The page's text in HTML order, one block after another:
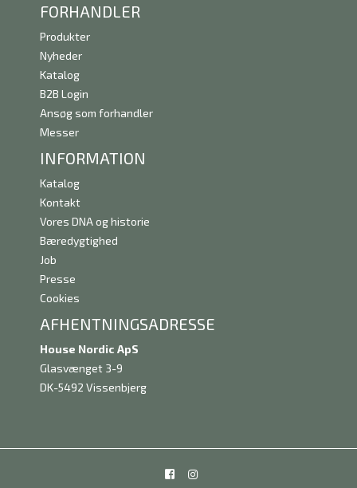
FORHANDLER
Produkter
Nyheder
Katalog
B2B Login
Ansøg som forhandler
Messer
INFORMATION
Katalog
Kontakt
Vores DNA og historie
Bæredygtighed
Job
Presse
Cookies
AFHENTNINGSADRESSE
House Nordic ApS
Glasvænget 3-9
DK-5492 Vissenbjerg